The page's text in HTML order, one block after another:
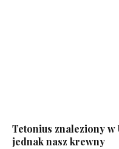
Tetonius znaleziony w
jednak nasz krewny